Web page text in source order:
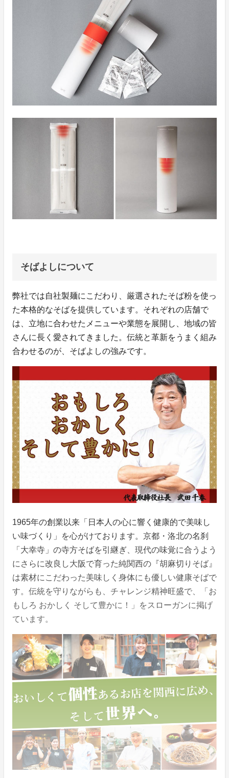
そばよしについて
弊社では自社製麺にこだわり、厳選されたそば粉を使っ
た本格的なそばを提供しています。それぞれの店舗で
は、立地に合わせたメニューや業態を展開し、地域の皆
さんに長く愛されてきました。伝統と革新をうまく組み
合わせるのが、そばよしの強みです。
1965年の創業以来「日本人の心に響く健康的で美味し
い味づくり」を心がけております。京都・洛北の名刹
「大幸寺」の寺方そばを引継ぎ、現代の味覚に合うよう
にさらに改良し大阪で育った純関西の『胡麻切りそば』
は素材にこだわった美味しく身体にも優しい健康そばで
す。伝統を守りながらも、チャレンジ精神旺盛で、「お
もしろ おかしく そして豊かに！」をスローガンに掲げ
ています。